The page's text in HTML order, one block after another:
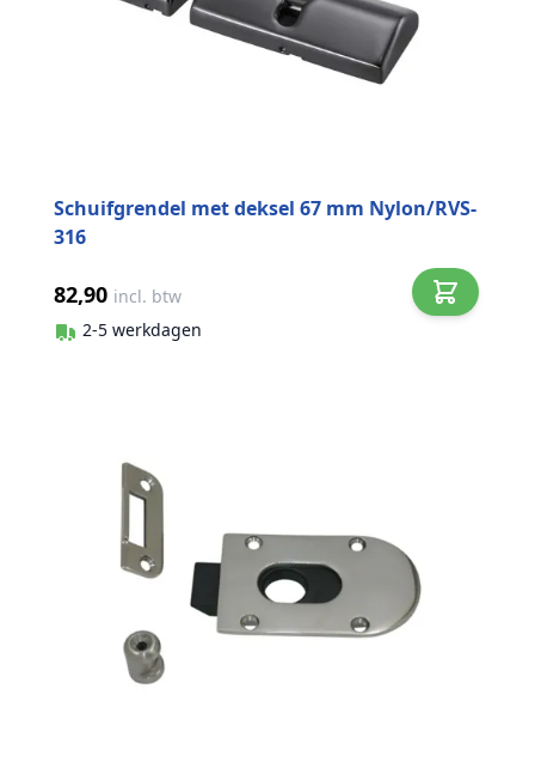
Schuifgrendel met deksel 67 mm Nylon/RVS-
316
82,90 incl. btw
2-5 werkdagen